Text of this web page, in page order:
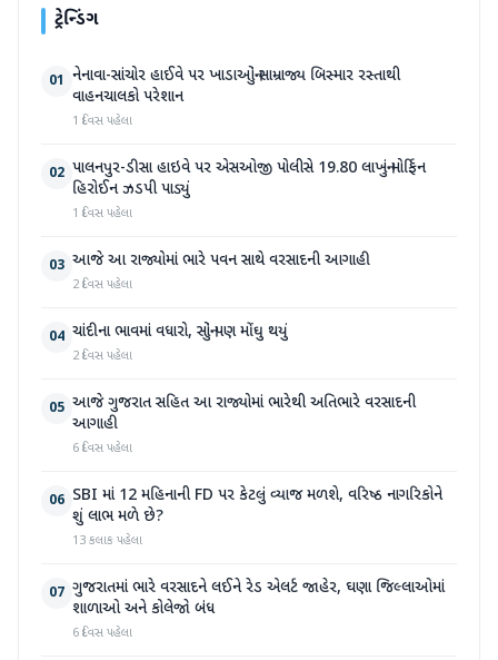
ટ્રેન્ડિંગ
01 નેનાવા-સાંચોર હાઈવે પર ખાડાઓનું સામ્રાજ્ય બિસ્માર રસ્તાથી
વાહનચાલકો પરેશાન
1 દિવસ પહેલા
02 પાલનપુર-ડીસા હાઇવે પર એસઓજી પોલીસે 19.80 લાખનું મોર્ફિન
હિરોઈન ઝડપી પાડ્યું
1 દિવસ પહેલા
03 આજે આ રાજ્યોમાં ભારે પવન સાથે વરસાદની આગાહી
2 દિવસ પહેલા
04 ચાંદીના ભાવમાં વધારો, સોનું પણ મોંઘુ થયું
2 દિવસ પહેલા
05 આજે ગુજરાત સહિત આ રાજ્યોમાં ભારેથી અતિભારે વરસાદની
આગાહી
6 દિવસ પહેલા
06 SBI માં 12 મહિનાની FD પર કેટલું વ્યાજ મળશે, વરિષ્ઠ નાગરિકોને
શું લાભ મળે છે?
13 કલાક પહેલા
07 ગુજરાતમાં ભારે વરસાદને લઈને રેડ એલર્ટ જાહેર, ઘણા જિલ્લાઓમાં
શાળાઓ અને કોલેજો બંધ
6 દિવસ પહેલા